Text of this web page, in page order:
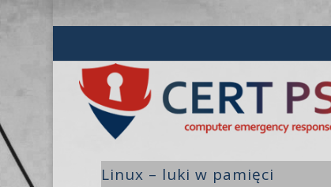
Linux – luki w pamięci